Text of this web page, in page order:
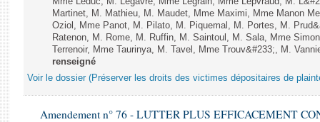
Martinet, M. Mathieu, M. Maudet, Mme Maximi, Mme Manon
Oziol, Mme Panot, M. Pilato, M. Piquemal, M. Portes, M.
Ratenon, M. Rome, M. Ruffin, M. Saintoul, M. Sala, Mme
Terrenoir, Mme Taurinya, M. Tavel, Mme Trouv&#233;, M.
renseigné
Voir le dossier (Préserver les droits des victimes dépositaires de
Amendement n° 76 - LUTTER PLUS EFFICACEMENT